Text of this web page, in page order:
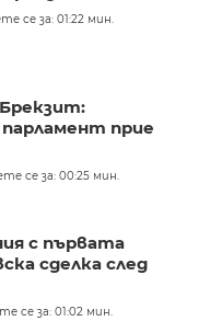
се за: 01:22 мин.
прие
се за: 00:25 мин.
с първата
сделка след
се за: 01:02 мин.